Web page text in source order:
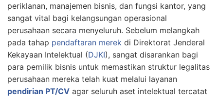
periklanan, manajemen bisnis, dan fungsi kantor, yang
sangat vital bagi kelangsungan operasional
perusahaan secara menyeluruh. Sebelum melangkah
pada tahap pendaftaran merek di Direktorat Jenderal
Kekayaan Intelektual (DJKI), sangat disarankan bagi
para pemilik bisnis untuk memastikan struktur legalitas
perusahaan mereka telah kuat melalui layanan
pendirian PT/CV agar seluruh aset intelektual tercatat